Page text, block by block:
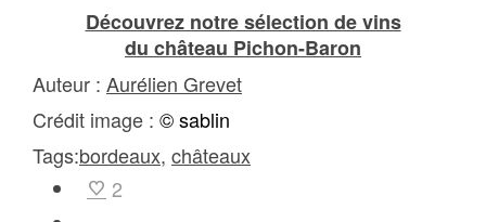
Découvrez notre sélection de vins
du château Pichon-Baron
Auteur : Aurélien Grevet
Crédit image : © sablin
Tags:bordeaux, châteaux
2